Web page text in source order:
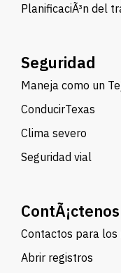
PlanificaciÃ³n del
Seguridad
Maneja como un
ConducirTexas
Clima severo
Seguridad vial
ContÃ¡ctenos
Contactos para los
Abrir registros